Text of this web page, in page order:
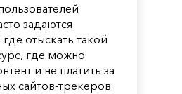
задаются
отыскать такой
где можно
и не платить за
сайтов-трекеров